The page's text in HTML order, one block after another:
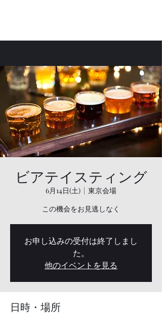
ビアテイスティング
6月14日(土)
  |
東京会場
この機会をお見逃しなく
お申し込みの受付は終了しまし
た。
他のイベントを見る
日時・場所